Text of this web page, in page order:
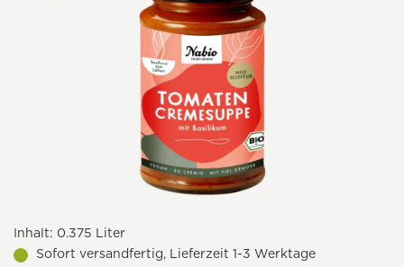
Inhalt: 0.375 Liter
Sofort versandfertig, Lieferzeit 1-3 Werktage